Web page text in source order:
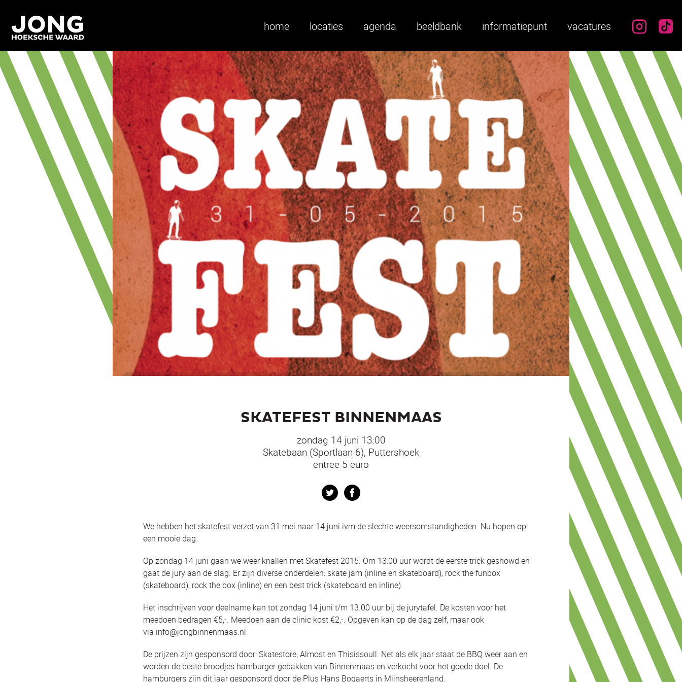
home locaties agenda beeldbank informatiepunt vacatures
SKATEFEST BINNENMAAS
zondag 14 juni 13:00
Skatebaan (Sportlaan 6), Puttershoek
entree 5 euro
Twitter
We hebben het skatefest verzet van 31 mei naar 14 juni ivm de slechte weersomstandigheden. Nu hopen op
een mooie dag.
Op zondag 14 juni gaan we weer knallen met Skatefest 2015. Om 13:00 uur wordt de eerste trick geshowd en
gaat de jury aan de slag. Er zijn diverse onderdelen: skate jam (inline en skateboard), rock the funbox
(skateboard), rock the box (inline) en een best trick (skateboard en inline).
Het inschrijven voor deelname kan tot zondag 14 juni t/m 13.00 uur bij de jurytafel. De kosten voor het
meedoen bedragen €5,-. Meedoen aan de clinic kost €2,-. Opgeven kan op de dag zelf, maar ook
via info@jongbinnenmaas.nl
De prijzen zijn gesponsord door: Skatestore, Almost en Thisissoull. Net als elk jaar staat de BBQ weer aan en
worden de beste broodjes hamburger gebakken van Binnenmaas en verkocht voor het goede doel. De
hamburgers zijn dit jaar gesponsord door de Plus Hans Bogaerts in Mijnsheerenland.